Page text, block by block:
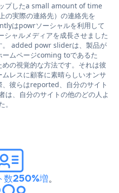
プしたa small amount of time
の実際の連絡先）の連絡先を
はpowrソーシャルを利用して
ャルメディアを成長させました
。 added powr sliderは、製品が
ムページcoming toであるた
の視覚的な方法です。それは彼
レスに顧客に素晴らしいオンサ
彼らはreported、自分のサイト
は、自分のサイトの他のどの人よ
数250%増。